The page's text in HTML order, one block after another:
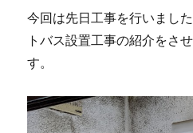
今回は先日工事を行いまし
トバス設置工事の紹介をさ
す。